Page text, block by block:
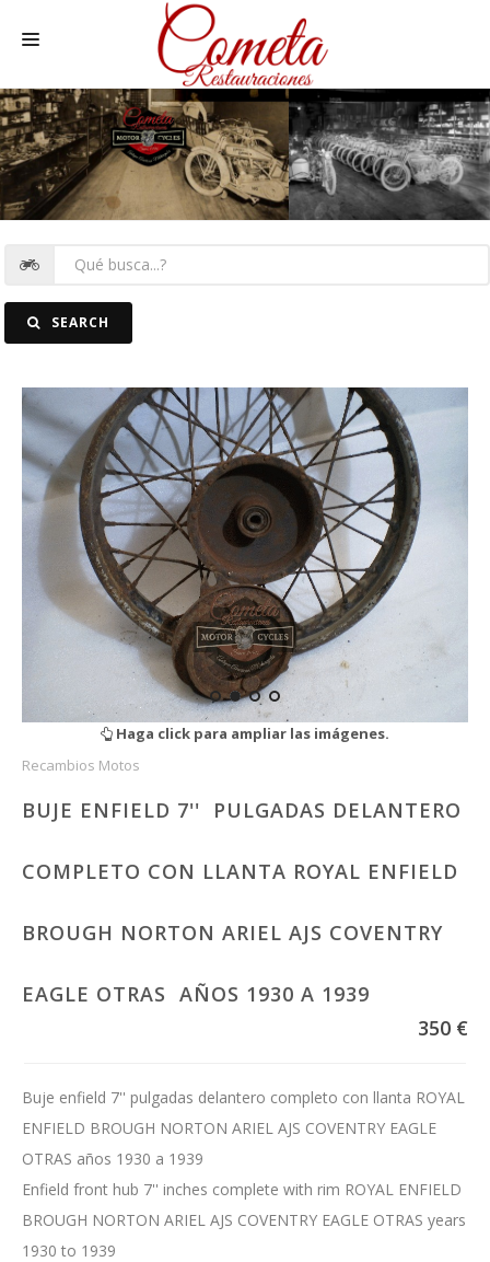
HOME
MOTOS NACIONALES Y OTRAS
REC. MOTOS
FOTOSSEARCH
Haga click para ampliar las imágenes.
Recambios Motos
BUJE ENFIELD 7'' PULGADAS DELANTERO
COMPLETO CON LLANTA ROYAL ENFIELD
BROUGH NORTON ARIEL AJS COVENTRY
EAGLE OTRAS AÑOS 1930 A 1939
350 €
Buje enfield 7'' pulgadas delantero completo con llanta ROYAL
ENFIELD BROUGH NORTON ARIEL AJS COVENTRY EAGLE
OTRAS años 1930 a 1939
Enfield front hub 7'' inches complete with rim ROYAL ENFIELD
BROUGH NORTON ARIEL AJS COVENTRY EAGLE OTRAS years
1930 to 1939